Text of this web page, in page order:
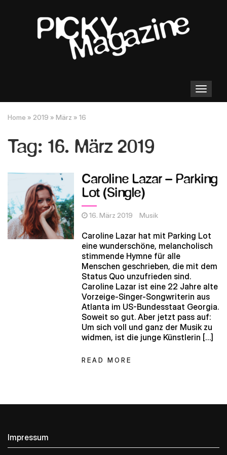
Toggle
navigation
Home » 2019 » März » 16
Tag: 16. März 2019
Caroline Lazar – Parking
Lot (Single)
16. März 2019 Musik
Caroline Lazar hat mit Parking Lot
eine wunderschöne, melancholisch
stimmende Hymne für alle
Menschen geschrieben, die mit dem
Status Quo unzufrieden sind.
Caroline Lazar ist eine 22 Jahre alte
Vorzeige-Singer-Songwriterin aus
Atlanta im US-Bundesstaat Georgia.
Soweit so gut. Aber jetzt pass auf:
Um sich voll und ganz der Musik zu
widmen, ist die junge Künstlerin […]
READ MORE
Impressum